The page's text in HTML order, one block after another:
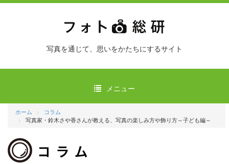
写真を通じて、思いをかたちにするサイト
メニュー
ホーム
コラム
写真家・鈴木さや香さんが教える、写真の楽しみ方や飾り方～子ども編～